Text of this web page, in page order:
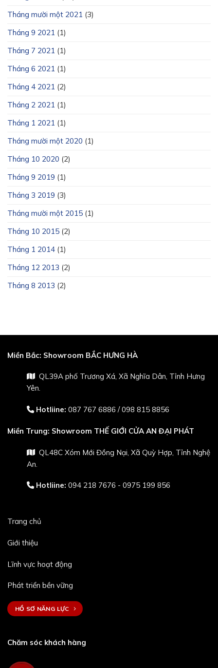
Tháng mười một 2021 (3)
Tháng 9 2021 (1)
Tháng 7 2021 (1)
Tháng 6 2021 (1)
Tháng 4 2021 (2)
Tháng 2 2021 (1)
Tháng 1 2021 (1)
Tháng mười một 2020 (1)
Tháng 10 2020 (2)
Tháng 9 2019 (1)
Tháng 3 2019 (3)
Tháng mười một 2015 (1)
Tháng 10 2015 (2)
Tháng 1 2014 (1)
Tháng 12 2013 (2)
Tháng 8 2013 (2)
Miền Bắc: Showroom BẮC HƯNG HÀ
QL39A phố Trương Xá, Xã Nghĩa Dân, Tỉnh Hưng
Yên.
Hotliine: 087 767 6886 /098 815 8856
Miền Trung: Showroom THẾ GIỚI CỬA AN ĐẠI PHÁT
QL48C Xóm Mới Đồng Nại, Xã Quỳ Hợp, Tỉnh Nghệ
An.
Hotliine: 094 218 7676 - 0975 199 856
Trang chủ
Giới thiệu
Lĩnh vực hoạt động
Phát triển bền vững
HỒ SƠ NĂNG LỰC
Chăm sóc khách hàng